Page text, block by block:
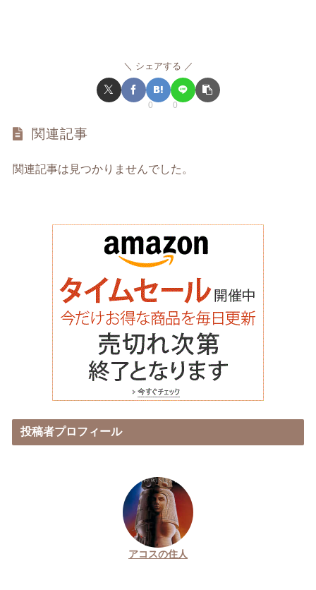
シェアする
0 0
関連記事
関連記事は見つかりませんでした。
投稿者プロフィール
アコスの住人